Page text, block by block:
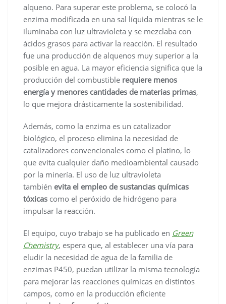
alqueno. Para superar este problema, se colocó la
enzima modificada en una sal líquida mientras se le
iluminaba con luz ultravioleta y se mezclaba con
ácidos grasos para activar la reacción. El resultado
fue una producción de alquenos muy superior a la
posible en agua. La mayor eficiencia significa que la
producción del combustible requiere menos
energía y menores cantidades de materias primas,
lo que mejora drásticamente la sostenibilidad.
Además, como la enzima es un catalizador
biológico, el proceso elimina la necesidad de
catalizadores convencionales como el platino, lo
que evita cualquier daño medioambiental causado
por la minería. El uso de luz ultravioleta
también evita el empleo de sustancias químicas
tóxicas como el peróxido de hidrógeno para
impulsar la reacción.
El equipo, cuyo trabajo se ha publicado en Green
Chemistry, espera que, al establecer una vía para
eludir la necesidad de agua de la familia de
enzimas P450, puedan utilizar la misma tecnología
para mejorar las reacciones químicas en distintos
campos, como en la producción eficiente